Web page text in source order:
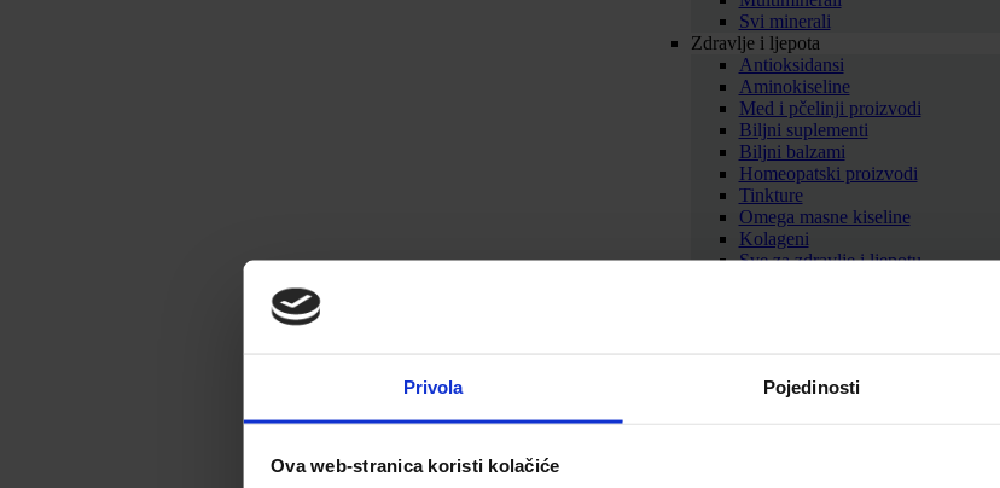
Privola Pojedinosti
Ova web-stranica koristi kolačiće
Svi minerali
Zdravlje i ljepota
Antioksidansi
Aminokiseline
Med i pčelinji proizvodi
Biljni suplementi
Biljni balzami
Homeopatski proizvodi
Tinkture
Omega masne kiseline
Kolageni
Sve za zdravlje i ljepotu
Nos i dišni putevi